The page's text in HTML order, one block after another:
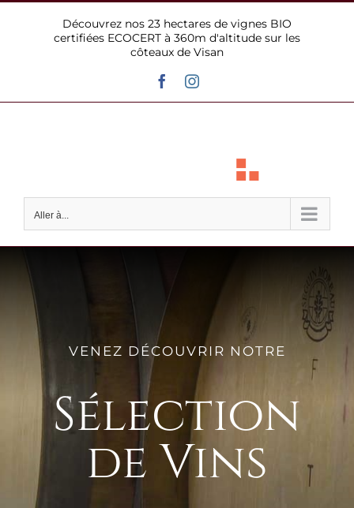
Découvrez nos 23 hectares de vignes BIO
certifiées ECOCERT à 360m d'altitude sur les
côteaux de Visan
FacebookInstagram
Aller à...
VENEZ DÉCOUVRIR NOTRE
Sélection
de Vins